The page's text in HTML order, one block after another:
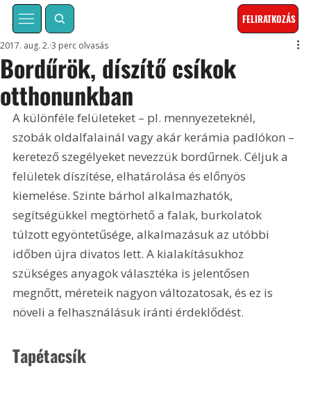
FELIRATKOZÁS
Bordűrök, díszítő csíkok
otthonunkban
2017. aug. 2. 3 perc olvasás
A különféle felületeket – pl. mennyezeteknél,
szobák oldalfalainál vagy akár kerámia padlókon –
keretező szegélyeket nevezzük bordűrnek. Céljuk a
felületek díszítése, elhatárolása és előnyös
kiemelése. Szinte bárhol alkalmazhatók,
segítségükkel megtörhető a falak, burkolatok
túlzott egyöntetűsége, alkalmazásuk az utóbbi
időben újra divatos lett. A kialakításukhoz
szükséges anyagok választéka is jelentősen
megnőtt, méreteik nagyon változatosak, és ez is
növeli a felhasználásuk iránti érdeklődést.
Tapétacsík